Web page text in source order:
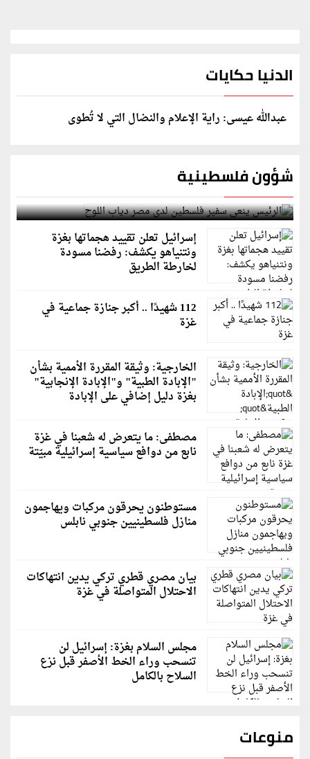
الدنيا حكايات
عبدالله عيسى: راية الإعلام والنضال التي لا تُطوى
شؤون فلسطينية
الرئيس ينعى سفير فلسطين لدى مصر دياب اللوح
إسرائيل تعلن تقييد هجماتها بغزة
ونتنياهو يكشف: رفضنا مسودة
لخارطة الطريق
112 شهيدًا .. أكبر جنازة جماعية في
غزة
الخارجية: وثيقة المقررة الأممية بشأن
"الإبادة الطبية" و"الإبادة الإنجابية"
بغزة دليل إضافي على الإبادة
مصطفى: ما يتعرض له شعبنا في غزة
نابع من دوافع سياسية إسرائيلية مبيّتة
مستوطنون يحرقون مركبات ويهاجمون
منازل فلسطينيين جنوبي نابلس
بيان مصري قطري تركي يدين انتهاكات
الاحتلال المتواصلة في غزة
مجلس السلام بغزة: إسرائيل لن
تنسحب وراء الخط الأصفر قبل نزع
السلاح بالكامل
منوعات